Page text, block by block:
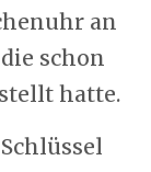
an
schon
hatte.